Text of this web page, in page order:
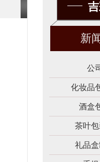
新
公
化妆品
酒盒
茶叶
礼品